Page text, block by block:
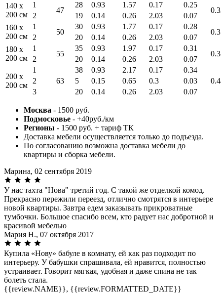
140 x
200 см
1
47
28 0.93 1.57 0.17 0.25
2 19 0.14 0.26 2.03
0.07
160 x
200 см
1
50
30 0.93 1.77 0.17 0.28
2 20 0.14 0.26 2.03
0.07
180 x
200 см
1
55
35 0.93 1.97 0.17 0.31
2 20 0.14 0.26 2.03 0.07
200 x
200 см
1
63
38 0.93 2.17 0.17
0.34
2 5 0.15 0.65 0.3
0.03
3
20 0.14 0.26 2.03 0.07
Москва - 1500 руб.
Подмосковье - +40руб./км
Регионы - 1500 руб. + тариф ТК
Доставка мебели осуществляется только до подъезда.
По согласованию возможна доставка мебели до
квартиры и сборка мебели.
Марина, 02 сентября 2019
У нас тахта "Нова" третий год. С такой же отделкой комод.
Прекрасно пережили переезд, отлично смотрятся в интерьере
новой квартиры. Завтра едем заказывать прикроватные
тумбочки. Большое спасибо всем, кто радует нас добротной и
красивой мебелью
Мария Н., 07 октября 2017
Купила «Нову» бабуле в комнату, ей как раз подходит по
интерьеру. У бабушки спрашивала, ей нравится, полностью
устраивает. Говорит мягкая, удобная и даже спина не так
болеть стала.
{{review.NAME}}, {{review.FORMATTED_DATE}}